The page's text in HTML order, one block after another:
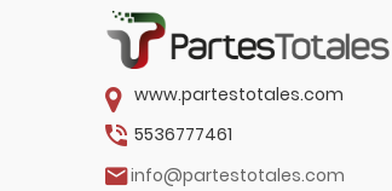
www.partestotales.com
5536777461
info@partestotales.com